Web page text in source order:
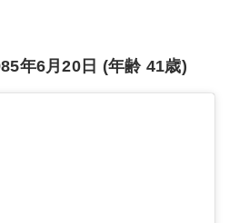
年6月20日 (年齢 41歳)